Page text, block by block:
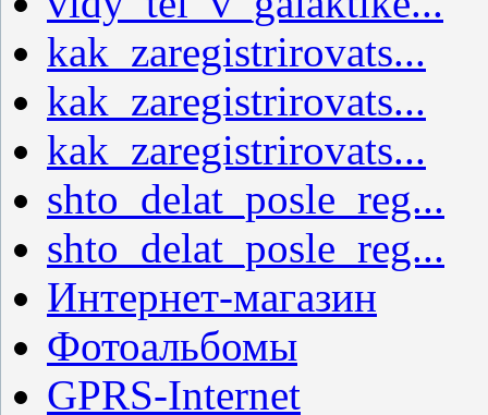
kak_zaregistrirovats...
kak_zaregistrirovats...
kak_zaregistrirovats...
shto_delat_posle_reg...
shto_delat_posle_reg...
Интернет-магазин
Фотоальбомы
GPRS-Internet